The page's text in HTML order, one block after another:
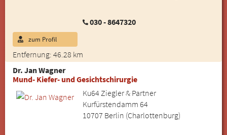
030 - 8647320
Entfernung: 46.28 km
zum Profil
Dr. Jan Wagner
Mund- Kiefer- und Gesichtschirurgie
Ku64 Ziegler & Partner
Kurfürstendamm 64
10707 Berlin (Charlottenburg)